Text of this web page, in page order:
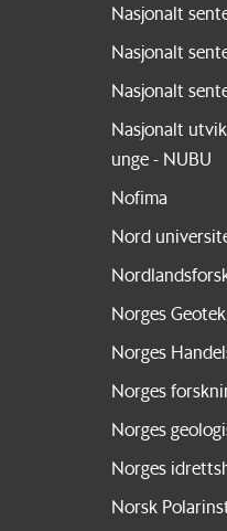
Nasjonalt
Nasjonalt
Nasjonalt
Nasjonalt
unge - NUBU
Nofima
Nord
Norges
Norges
Norges
Norges
Norges
Norsk